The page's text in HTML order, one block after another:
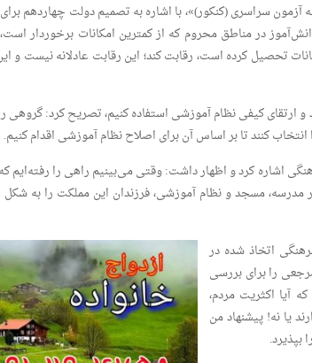
سراسری (کنکور)»، با اشاره به تصمیم دولت چهاردهم
در مناطق محروم که از کمترین امکانات برخوردار است،
تحصیل کرده است، رقابت کند؛ این رقابت عادلانه نیست و
و ارتقای کیفی نظام آموزشی استفاده کنیم، تصریح کرد: گروهی
کنند تا بر اساس آن برای اصلاح نظام آموزشی اقدام کنیم.
اشاره کرد و اظهار داشت: وقتی می‌بینیم راهی را رفته‌ایم
در مدرسه، مسجد و نظام آموزشی، فرزندان این مملکت را به
اتخاذ شده در
را برای بررسی
آیا اکثریت مردم،
یا نه! پیشنهاد من
بپذیرد.